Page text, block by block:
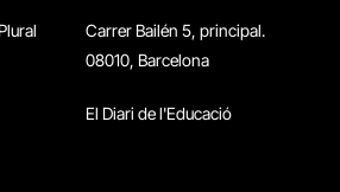
Carrer Bailén 5, principal.
08010, Barcelona
El Diari de l'Educació